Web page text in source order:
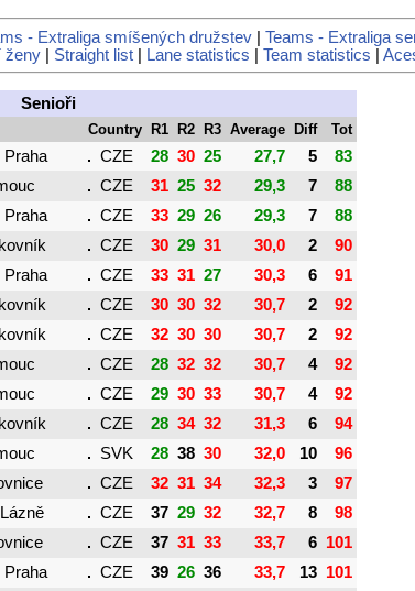
- Extraliga smíšených družstev | Teams - Extraliga
ženy| Straight list| Lane statistics | Team statistics |
Senioři
Country R1 R2 R3 Average Diff Tot
Praha CZE 28 30 25 27,7 5
83
CZE 31 25 32 29,3 7
88
Praha CZE 33 29 26 29,3 7
88
CZE 30 29 31 30,0 2
90
Praha CZE 33 31 27 30,3 6
91
CZE 30 30 32 30,7 2
92
CZE 32 30 30 30,7 2
92
CZE 28 32 32 30,7 4
92
CZE 29 30 33 30,7 4
92
CZE 28 34 32 31,3 6
94
SVK 28 38 30 32,0 10
96
CZE 32 31 34 32,3 3
97
CZE 37 29 32 32,7 8
98
CZE 37 31 33 33,7 6 101
Praha CZE 39 26 36 33,7 13 101